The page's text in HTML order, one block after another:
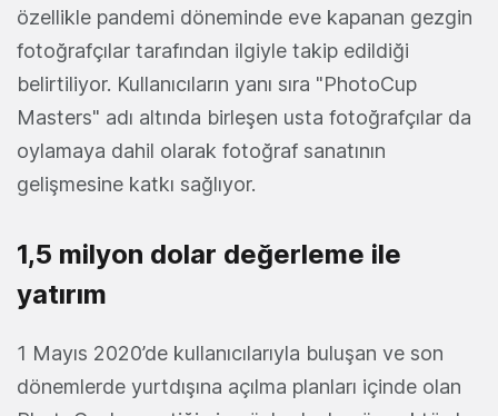
özellikle pandemi döneminde eve kapanan gezgin
fotoğrafçılar tarafından ilgiyle takip edildiği
belirtiliyor. Kullanıcıların yanı sıra "PhotoCup
Masters" adı altında birleşen usta fotoğrafçılar da
oylamaya dahil olarak fotoğraf sanatının
gelişmesine katkı sağlıyor.
1,5 milyon dolar değerleme ile
yatırım
1 Mayıs 2020’de kullanıcılarıyla buluşan ve son
dönemlerde yurtdışına açılma planları içinde olan